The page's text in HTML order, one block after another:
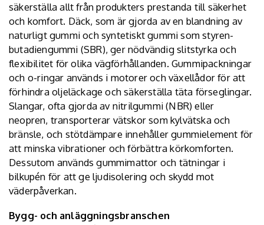
säkerställa allt från produkters prestanda till säkerhet
och komfort. Däck, som är gjorda av en blandning av
naturligt gummi och syntetiskt gummi som styren-
butadiengummi (SBR), ger nödvändig slitstyrka och
flexibilitet för olika vägförhållanden. Gummipackningar
och o-ringar används i motorer och växellådor för att
förhindra oljeläckage och säkerställa täta förseglingar.
Slangar, ofta gjorda av nitrilgummi (NBR) eller
neopren, transporterar vätskor som kylvätska och
bränsle, och stötdämpare innehåller gummielement för
att minska vibrationer och förbättra körkomforten.
Dessutom används gummimattor och tätningar i
bilkupén för att ge ljudisolering och skydd mot
väderpåverkan.
Bygg- och anläggningsbranschen